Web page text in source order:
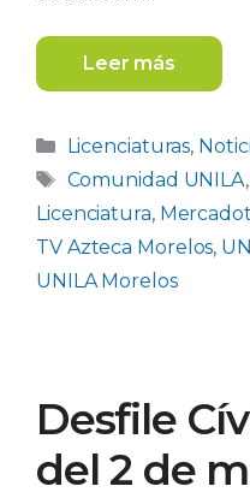
Leer más
Categorías
Licenciaturas,
Etiquetas
Comunidad UNILA,
Licenciatura,
TV Azteca Morelos,
UNILA Morelos
Desfile
del 2 de